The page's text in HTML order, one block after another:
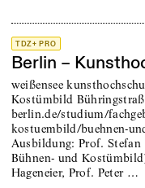
TDZ+ PRO
Berlin –
weißensee
Kostümbild
berlin.de/studium/
kostuembild/buehnen-
Ausbildung: Prof. Stefan
Bühnen- und
Hageneier, Prof. Peter …